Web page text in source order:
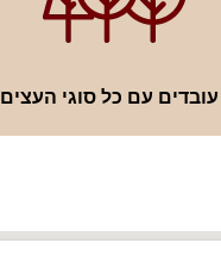
עובדים עם כל סוגי העצים